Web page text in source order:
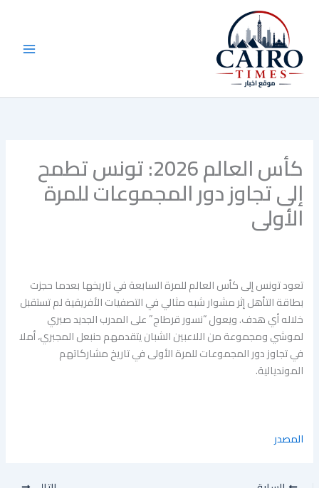
المحتوى
كأس العالم 2026: تونس تطمح
إلى تجاوز دور المجموعات للمرة
الأولى
تعود تونس إلى كأس العالم للمرة السابعة في تاريخها بعدما حجزت
بطاقة التأهل إثر مشوار شبه مثالي في التصفيات الأفريقية لم تستقبل
خلاله أي هدف. ويعول “نسور قرطاج” على المدرب الجديد صبري
لموشي ومجموعة من اللاعبين الشبان يتقدمهم حنبعل المجبري، أملا
في تجاوز دور المجموعات للمرة الأولى في تاريخ مشاركاتهم
المونديالية.
المصدر